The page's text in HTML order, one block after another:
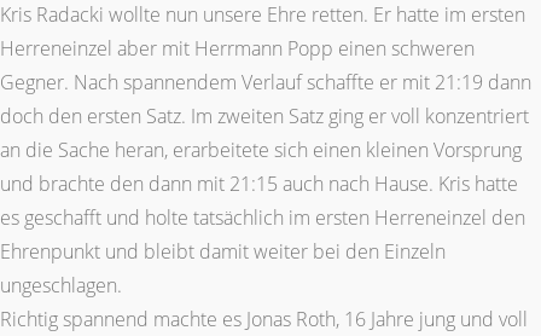
Kris Radacki wollte nun unsere Ehre retten. Er hatte im ersten
Herreneinzel aber mit Herrmann Popp einen schweren
Gegner. Nach spannendem Verlauf schaffte er mit 21:19 dann
doch den ersten Satz. Im zweiten Satz ging er voll konzentriert
an die Sache heran, erarbeitete sich einen kleinen Vorsprung
und brachte den dann mit 21:15 auch nach Hause. Kris hatte
es geschafft und holte tatsächlich im ersten Herreneinzel den
Ehrenpunkt und bleibt damit weiter bei den Einzeln
ungeschlagen.
Richtig spannend machte es Jonas Roth, 16 Jahre jung und voll